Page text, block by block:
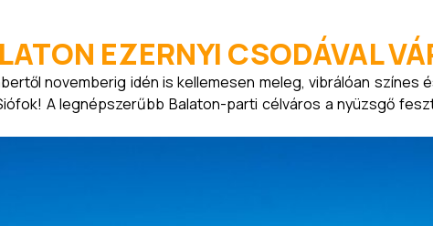
EZERNYI CSODÁVAL
novemberig idén is kellemesen meleg, vibrálóan színes
A legnépszerűbb Balaton-parti célváros a nyüzsgő